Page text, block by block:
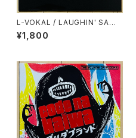
L-VOKAL / LAUGHIN' SAMP
LER
¥1,800